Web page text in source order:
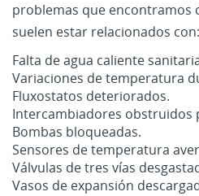
problemas que encontramos
suelen estar relacionados con:
Falta de agua caliente
Variaciones de temperatura
Fluxostatos deteriorados.
Intercambiadores obstruidos
Bombas bloqueadas.
Sensores de temperatura
Válvulas de tres vías
Vasos de expansión